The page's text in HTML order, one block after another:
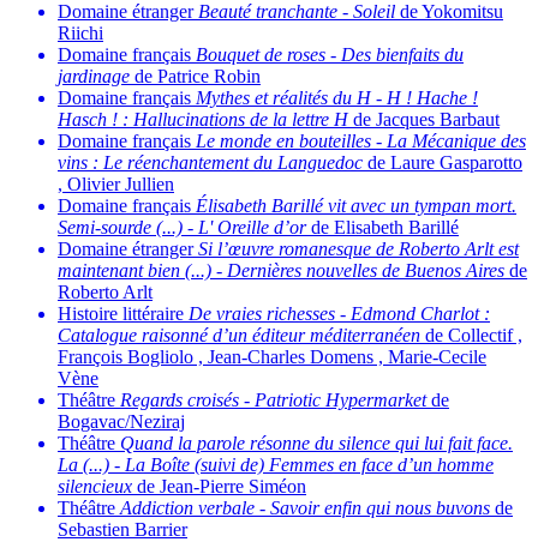
Domaine étrangerBeauté tranchante - Soleil de Yokomitsu
Riichi
Domaine français Bouquet de roses - Des bienfaits du
jardinage de Patrice Robin
Domaine français Mythes et réalités du H - H ! Hache !
Hasch ! : Hallucinations de la lettre Hde Jacques Barbaut
Domaine français Le monde en bouteilles - La Mécanique des
vins : Le réenchantement du Languedoc de Laure Gasparotto
, Olivier Jullien
Domaine français Élisabeth Barillé vit avec un tympan mort.
Semi-sourde (...) - L' Oreille d’orde Elisabeth Barillé
Domaine étrangerSi l’œuvre romanesque de Roberto Arlt est
maintenant bien (...) - Dernières nouvelles de Buenos Aires de
Roberto Arlt
Histoire littéraire De vraies richesses - Edmond Charlot :
Catalogue raisonné d’un éditeur méditerranéen de Collectif ,
François Bogliolo , Jean-Charles Domens , Marie-Cecile
Vène
Théâtre Regards croisés - Patriotic Hypermarketde
Bogavac/Neziraj
Théâtre Quand la parole résonne du silence qui lui fait face.
La (...) - La Boîte (suivi de) Femmes en face d’un homme
silencieux de Jean-Pierre Siméon
ThéâtreAddiction verbale - Savoir enfin qui nous buvons de
Sebastien Barrier